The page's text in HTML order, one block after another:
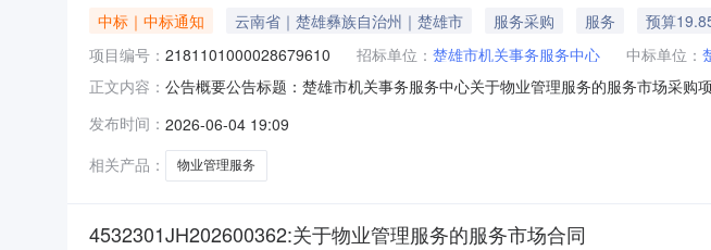
中标｜中标通知 云南省｜楚雄彝族自治州｜楚雄市 服务采购 服务 预算
项目编号： 2181101000028679610 招标单位： 楚雄市机关事务服务中心 中标单位：
正文内容： 公告概要公告标题：楚雄市机关事务服务中心关于物业管理服务的服务市场采
理服务的服务市场采购项目项目编号：2181101000028679610项目联系人：张
发布时间： 2026-06-04 19:09
相关产品：
物业管理服务
4532301JH202600362:关于物业管理服务的服务市场合同